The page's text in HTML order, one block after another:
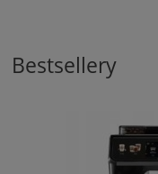
Bestsellery